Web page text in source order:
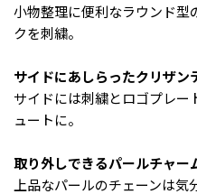
小物整理に便利なラウンド型
クを刺繍。
サイドにあしらったクリザン
サイドには刺繍とロゴプレー
ュートに。
取り外しできるパールチャー
上品なパールのチェーンは気